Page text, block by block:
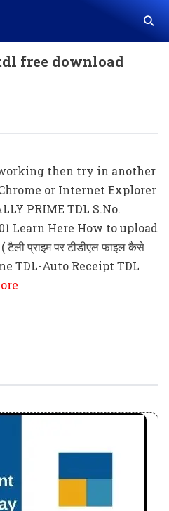
free download
then try in another
or Internet Explorer
PRIME TDL S.No.
Learn Here How to upload
प्राइम पर टीडीएल फाइल कैसे
TDL-Auto Receipt TDL